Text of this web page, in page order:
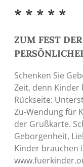
* * * * *
ZUM FEST
Schenken Sie
Zeit, denn
Rückseite:
Zu-Wendung für
der Grußkarte.
Geborgenheit,
Kinder brauchen